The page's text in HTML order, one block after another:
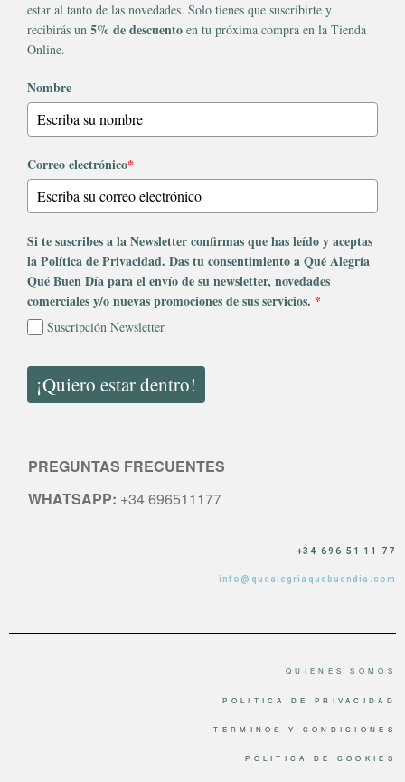
estar al tanto de las novedades. Solo tienes que suscribirte y
recibirás un 5% de descuento en tu próxima compra en la Tienda
Online.
Nombre
Correo electrónico*
Si te suscribes a la Newsletter confirmas que has leído y aceptas
la Política de Privacidad. Das tu consentimiento a Qué Alegría
Qué Buen Día para el envío de su newsletter, novedades
comerciales y/o nuevas promociones de sus servicios. *
Suscripción Newsletter
¡Quiero estar dentro!
PREGUNTAS FRECUENTES
WHATSAPP: +34 696511177
+34 696 51 11 77
info@quealegriaquebuendia.com
QUIENES SOMOS
POLITICA DE PRIVACIDAD
TERMINOS Y CONDICIONES
POLITICA DE COOKIES